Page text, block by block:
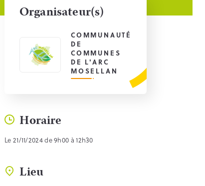
Organisateur(s)
COMMUNAUTÉ
DE
COMMUNES
DE L'ARC
MOSELLAN
Horaire
Le 21/11/2024 de 9h00 à 12h30
Lieu